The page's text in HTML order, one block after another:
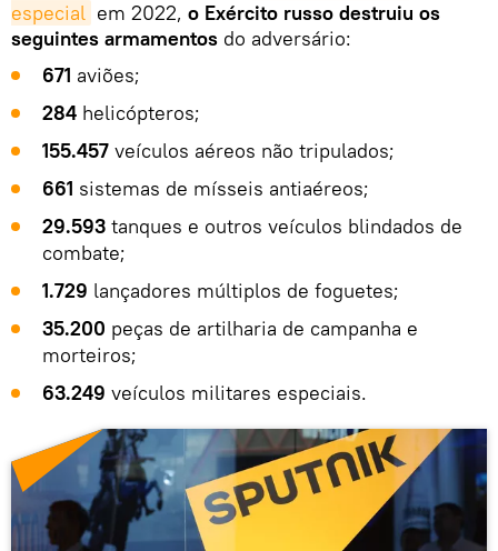
especial em 2022, o Exército russo destruiu os
seguintes armamentos do adversário:
671 aviões;
284 helicópteros;
155.457 veículos aéreos não tripulados;
661 sistemas de mísseis antiaéreos;
29.593 tanques e outros veículos blindados de
combate;
1.729 lançadores múltiplos de foguetes;
35.200 peças de artilharia de campanha e
morteiros;
63.249 veículos militares especiais.